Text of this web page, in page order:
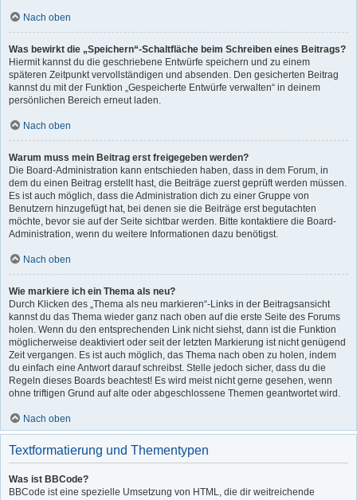
Nach oben
Was bewirkt die „Speichern“-Schaltfläche beim Schreiben eines Beitrags?
Hiermit kannst du die geschriebene Entwürfe speichern und zu einem
späteren Zeitpunkt vervollständigen und absenden. Den gesicherten Beitrag
kannst du mit der Funktion „Gespeicherte Entwürfe verwalten“ in deinem
persönlichen Bereich erneut laden.
Nach oben
Warum muss mein Beitrag erst freigegeben werden?
Die Board-Administration kann entschieden haben, dass in dem Forum, in
dem du einen Beitrag erstellt hast, die Beiträge zuerst geprüft werden müssen.
Es ist auch möglich, dass die Administration dich zu einer Gruppe von
Benutzern hinzugefügt hat, bei denen sie die Beiträge erst begutachten
möchte, bevor sie auf der Seite sichtbar werden. Bitte kontaktiere die Board-
Administration, wenn du weitere Informationen dazu benötigst.
Nach oben
Wie markiere ich ein Thema als neu?
Durch Klicken des „Thema als neu markieren“-Links in der Beitragsansicht
kannst du das Thema wieder ganz nach oben auf die erste Seite des Forums
holen. Wenn du den entsprechenden Link nicht siehst, dann ist die Funktion
möglicherweise deaktiviert oder seit der letzten Markierung ist nicht genügend
Zeit vergangen. Es ist auch möglich, das Thema nach oben zu holen, indem
du einfach eine Antwort darauf schreibst. Stelle jedoch sicher, dass du die
Regeln dieses Boards beachtest! Es wird meist nicht gerne gesehen, wenn
ohne triftigen Grund auf alte oder abgeschlossene Themen geantwortet wird.
Nach oben
Textformatierung und Thementypen
Was ist BBCode?
BBCode ist eine spezielle Umsetzung von HTML, die dir weitreichende